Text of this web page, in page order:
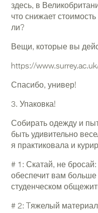
здесь, в
что снижает
ли?
Вещи, которые вы
https://
Спасибо, универ!
3. Упаковка!
Собирать одежду и
быть удивительно
я практиковала и
# 1: Скатай, не
обеспечит вам
студенческом
# 2: Tяжелый материал